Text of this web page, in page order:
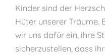
Kinder sind der
Hüter unserer Träume.
wir uns dafür ein, ihre
sicherzustellen, dass